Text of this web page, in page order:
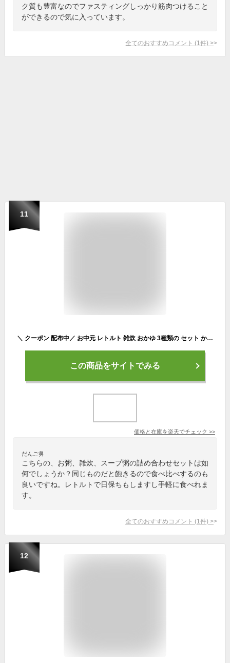
ク質も豊富なのでファスティングしっかり筋肉つけること
ができるので気に入っています。
全てのおすすめコメント (1 件) >
11
＼ クーポン 配布中／ お中元 レトルト 雑炊 おかゆ 3種類の セット から 選べる 12食 詰め合わせ 【 送料無料 北海道沖縄以外】 テーブルランド レトルト食品 惣菜 常温保存 国産 コシヒカリ 一人暮らし 高齢者 仕送り 備蓄 非常食 敬老の日 2024 ギフト
この商品をサイトでみる
価格と在庫を楽天でチェック >>
だんご鼻
こちらの、お粥、雑炊、スープ粥の詰め合わせセットは如
何でしょうか？同じものだと飽きるので食べ比べするのも
良いですね。レトルトで日保ちもしますし手軽に食べれま
す。
全てのおすすめコメント (1 件) >
12